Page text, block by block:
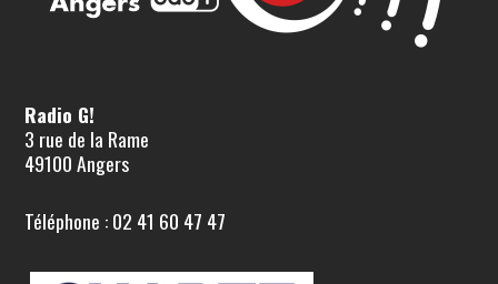
Radio G!
3 rue de la Rame
49100 Angers
Téléphone : 02 41 60 47 47